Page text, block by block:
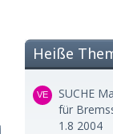
Heiße
SUCHE
für
1.8 2004